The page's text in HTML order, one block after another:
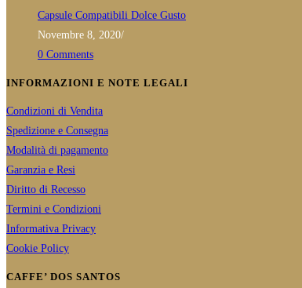
Capsule Compatibili Dolce Gusto
Novembre 8, 2020/
0 Comments
INFORMAZIONI E NOTE LEGALI
Condizioni di Vendita
Spedizione e Consegna
Modalità di pagamento
Garanzia e Resi
Diritto di Recesso
Termini e Condizioni
Informativa Privacy
Cookie Policy
CAFFE’ DOS SANTOS